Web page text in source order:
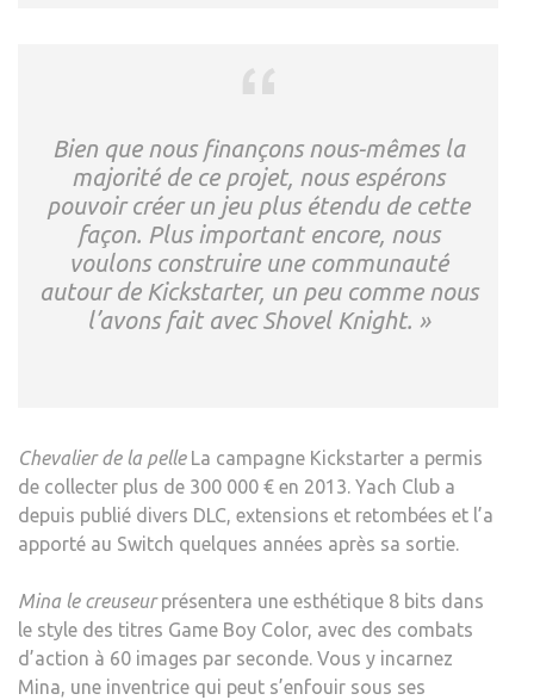
Bien que nous finançons nous-mêmes la
majorité de ce projet, nous espérons
pouvoir créer un jeu plus étendu de cette
façon. Plus important encore, nous
voulons construire une communauté
autour de Kickstarter, un peu comme nous
l’avons fait avec Shovel Knight. »
Chevalier de la pelleLa campagne Kickstarter a permis
de collecter plus de 300 000 € en 2013. Yach Club a
depuis publié divers DLC, extensions et retombées et l’a
apporté au Switch quelques années après sa sortie.
Mina le creuseurprésentera une esthétique 8 bits dans
le style des titres Game Boy Color, avec des combats
d’action à 60 images par seconde. Vous y incarnez
Mina, une inventrice qui peut s’enfouir sous ses